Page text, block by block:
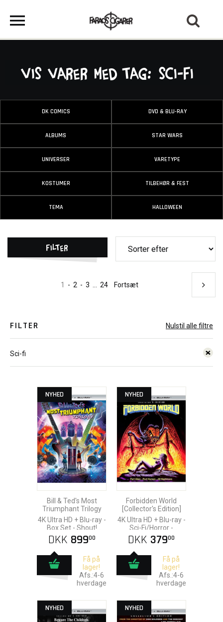
Vis varer med tag: Sci-fi
DK COMICS DVD & BLU-RAY
ALBUMS STAR WARS
UNIVERSER VARETYPE
KOSTUMER TILBEHØR & FEST
TEMA HALLOWEEN
Filter
1 - 2 - 3 24 Fortsæt
FILTER Nulstil alle filtre
Sci-fi
NYHED
Bill & Ted's Most
Triumphant Trilogy
4K Ultra HD + Blu-ray -
Box Set - Shout!
Factory [US]
DKK 89900
Få på
lager!
Afs.:4-6
hverdage
NYHED
Forbidden World
[Collector's Edition]
4K Ultra HD + Blu-ray -
Sci-Fi/Horror -
Scream Factory [US]
DKK 37900
Få på
lager!
Afs.:4-6
hverdage
NYHED NYHED